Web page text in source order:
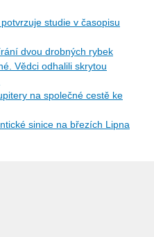
studie v časopisu
dvou drobných rybek
Vědci odhalili skrytou
na společné cestě ke
sinice na březích Lipna